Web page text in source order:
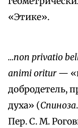
«Этике».
…non privatio
animi oritur—
добродетель,
духа» (Спиноза
Пер. С. М.